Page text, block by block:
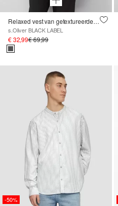
Relaxed vest van getextureerde sweatstof
s.Oliver BLACK LABEL
€ 32,99€ 69,99
-50%